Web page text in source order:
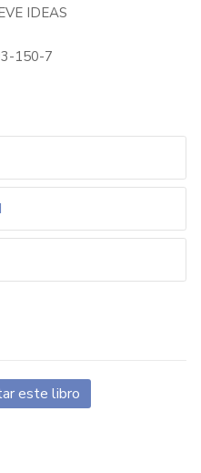
IDEAS
150-7
este libro